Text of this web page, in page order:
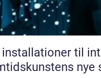
installationer til
nye